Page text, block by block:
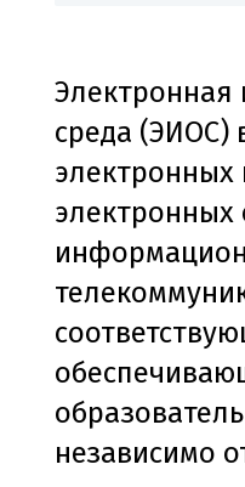
среда (ЭИОС)
электронных
независимо